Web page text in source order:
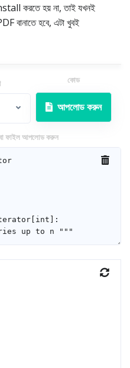
করতে হয় না, তাই যখনই
বানাতে হবে, এটা খুবই
কোড
আপলোড করুন
ফাইল আপলোড করুন